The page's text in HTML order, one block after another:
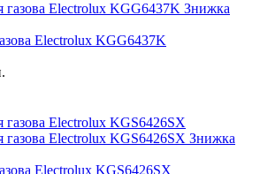
Знижка
Electrolux KGG6437K
Знижка
Electrolux KGS6426SX